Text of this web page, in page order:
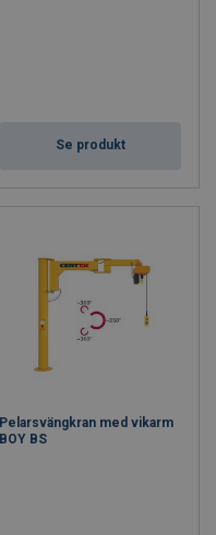
Se produkt
Pelarsvängkran med vikarm
BOY BS